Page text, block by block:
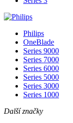
Philips
OneBlade
Series 9000
Series 7000
Series 6000
Series 5000
Series 3000
Series 1000
Další značky